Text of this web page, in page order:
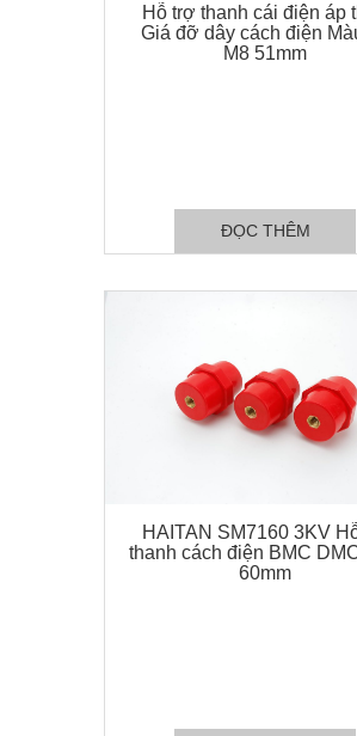
Hỗ trợ thanh cái điện áp
Giá đỡ dây cách điện
M8 51mm
ĐỌC THÊM
HAITAN SM7160 3KV
thanh cách điện BMC
60mm